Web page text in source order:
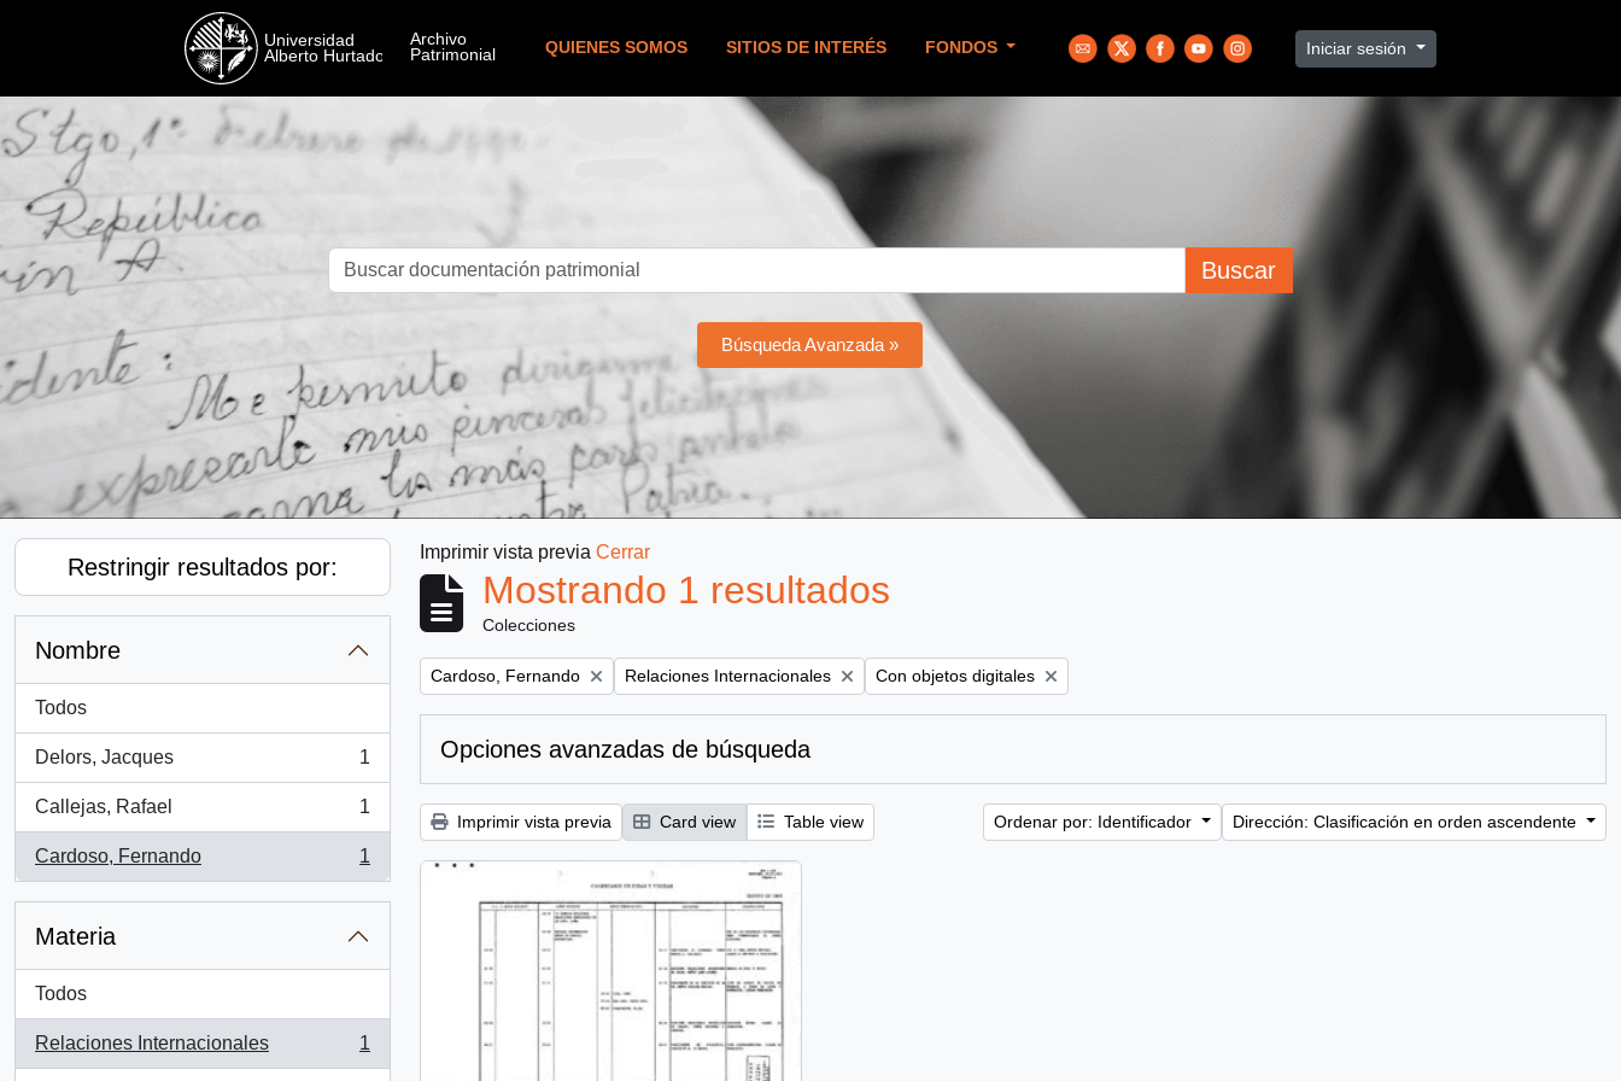
QUIENES SOMOS SITIOS DE INTERÉS FONDOS Iniciar sesión
Buscar
Búsqueda Avanzada »
Restringir resultados por:
Nombre
Todos
Delors, Jacques
, 1 resultados
1
Callejas, Rafael
, 1 resultados
1
Cardoso, Fernando
, 1 resultados
1
Materia
Todos
Relaciones Internacionales
, 1 resultados
1
Imprimir vista previa Cerrar
Mostrando 1 resultados
Colecciones
Remove filter:
Cardoso, Fernando Remove filter:
Relaciones Internacionales Remove filter:
Con objetos digitales
Opciones avanzadas de búsqueda
Imprimir vista previa Card view Table view Ordenar por: Identificador Dirección: Clasificación en orden ascendente